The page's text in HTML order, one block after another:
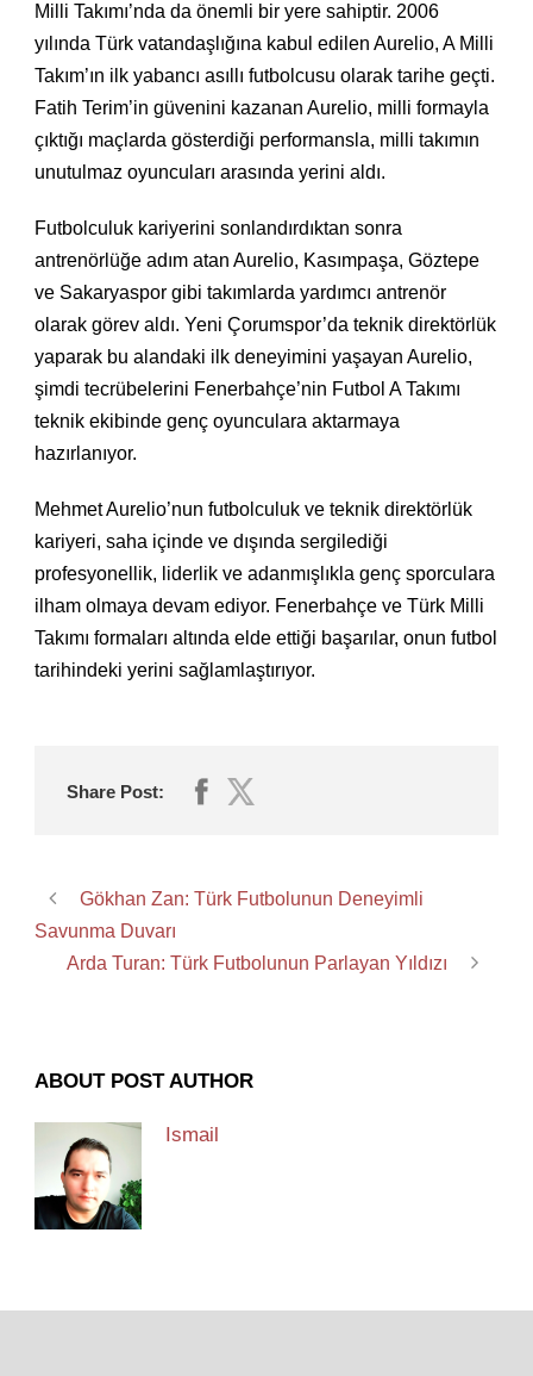
Milli Takımı’nda da önemli bir yere sahiptir. 2006
yılında Türk vatandaşlığına kabul edilen Aurelio, A Milli
Takım’ın ilk yabancı asıllı futbolcusu olarak tarihe geçti.
Fatih Terim’in güvenini kazanan Aurelio, milli formayla
çıktığı maçlarda gösterdiği performansla, milli takımın
unutulmaz oyuncuları arasında yerini aldı.
Futbolculuk kariyerini sonlandırdıktan sonra
antrenörlüğe adım atan Aurelio, Kasımpaşa, Göztepe
ve Sakaryaspor gibi takımlarda yardımcı antrenör
olarak görev aldı. Yeni Çorumspor’da teknik direktörlük
yaparak bu alandaki ilk deneyimini yaşayan Aurelio,
şimdi tecrübelerini Fenerbahçe’nin Futbol A Takımı
teknik ekibinde genç oyunculara aktarmaya
hazırlanıyor.
Mehmet Aurelio’nun futbolculuk ve teknik direktörlük
kariyeri, saha içinde ve dışında sergilediği
profesyonellik, liderlik ve adanmışlıkla genç sporculara
ilham olmaya devam ediyor. Fenerbahçe ve Türk Milli
Takımı formaları altında elde ettiği başarılar, onun futbol
tarihindeki yerini sağlamlaştırıyor.
Share Post:
Gökhan Zan: Türk Futbolunun Deneyimli
Savunma Duvarı
Arda Turan: Türk Futbolunun Parlayan Yıldızı
ABOUT POST AUTHOR
Ismail